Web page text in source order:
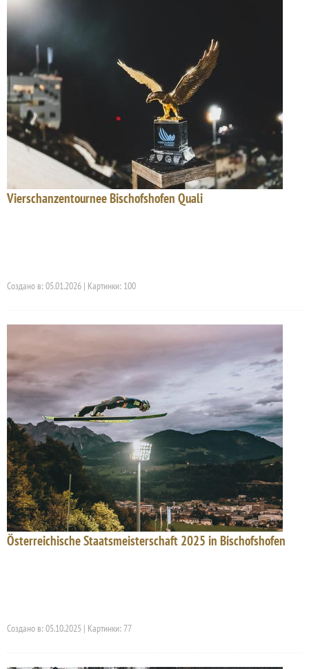
Vierschanzentournee Bischofshofen Quali
Создано в: 05.01.2026 | Картинки: 100
Österreichische Staatsmeisterschaft 2025 in Bischofshofen
Создано в: 05.10.2025 | Картинки: 77